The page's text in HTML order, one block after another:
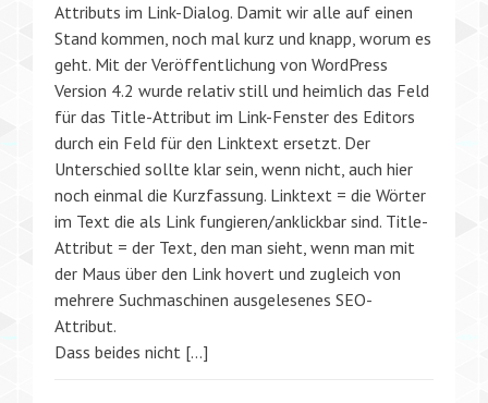
Attributs im Link-Dialog. Damit wir alle auf einen
Stand kommen, noch mal kurz und knapp, worum es
geht. Mit der Veröffentlichung von WordPress
Version 4.2 wurde relativ still und heimlich das Feld
für das Title-Attribut im Link-Fenster des Editors
durch ein Feld für den Linktext ersetzt. Der
Unterschied sollte klar sein, wenn nicht, auch hier
noch einmal die Kurzfassung. Linktext = die Wörter
im Text die als Link fungieren/anklickbar sind. Title-
Attribut = der Text, den man sieht, wenn man mit
der Maus über den Link hovert und zugleich von
mehrere Suchmaschinen ausgelesenes SEO-
Attribut.
Dass beides nicht […]